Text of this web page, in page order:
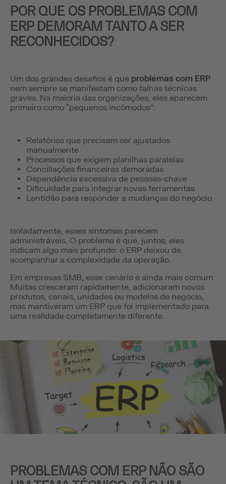
POR QUE OS PROBLEMAS COM
ERP DEMORAM TANTO A SER
RECONHECIDOS?
Um dos grandes desafios é que problemas com ERP
nem sempre se manifestam como falhas técnicas
graves. Na maioria das organizações, eles aparecem
primeiro como “pequenos incômodos”:
Relatórios que precisam ser ajustados
manualmente
Processos que exigem planilhas paralelas
Conciliações financeiras demoradas
Dependência excessiva de pessoas-chave
Dificuldade para integrar novas ferramentas
Lentidão para responder a mudanças do negócio
Isoladamente, esses sintomas parecem
administráveis. O problema é que, juntos, eles
indicam algo mais profundo: o ERP deixou de
acompanhar a complexidade da operação.
Em empresas SMB, esse cenário é ainda mais comum.
Muitas cresceram rapidamente, adicionaram novos
produtos, canais, unidades ou modelos de negócio,
mas mantiveram um ERP que foi implementado para
uma realidade completamente diferente.
PROBLEMAS COM ERP NÃO SÃO